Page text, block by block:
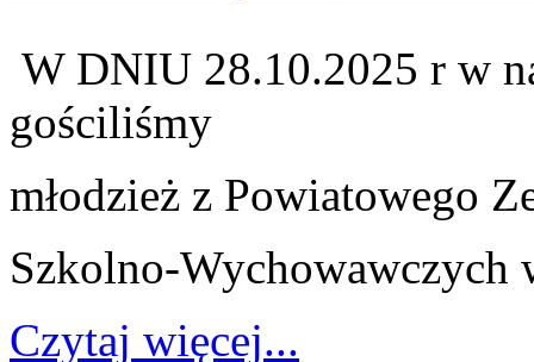
W DNIU 28.10.2025 r w
gościliśmy
młodzież z Powiatowego
Szkolno-Wychowawczych
Czytaj więcej...